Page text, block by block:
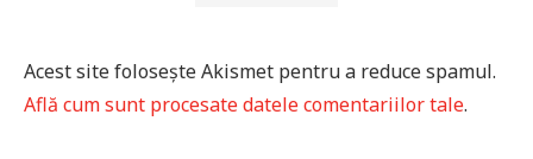
Acest site folosește Akismet pentru a reduce spamul.
Află cum sunt procesate datele comentariilor tale.